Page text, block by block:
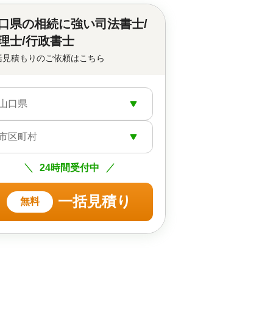
県の相続に強い司法書士/
士/行政書士
見積もりのご依頼はこちら
口県
区町村
24時間受付中
無料 一括見積り